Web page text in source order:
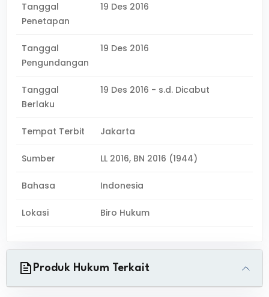
Tanggal
Penetapan
19 Des 2016
Tanggal
Pengundangan
19 Des 2016
Tanggal
Berlaku
19 Des 2016 - s.d. Dicabut
Tempat Terbit Jakarta
Sumber LL 2016, BN 2016 (1944)
Bahasa Indonesia
Lokasi Biro Hukum
Produk Hukum Terkait